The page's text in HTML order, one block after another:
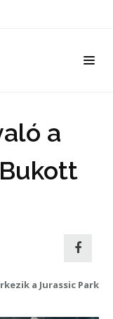
a
a Jurassic Park